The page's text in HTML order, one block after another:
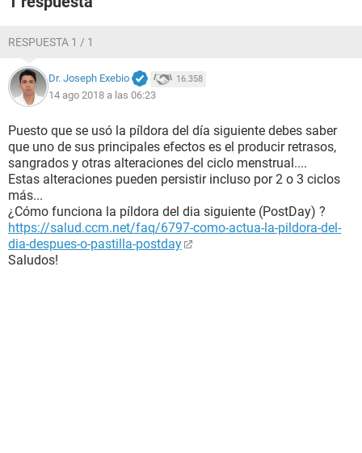
RESPUESTA 1 / 1
Dr. Joseph Exebio 16.358
14 ago 2018 a las 06:23
Puesto que se usó la píldora del día siguiente debes saber
que uno de sus principales efectos es el producir retrasos,
sangrados y otras alteraciones del ciclo menstrual....
Estas alteraciones pueden persistir incluso por 2 o 3 ciclos
más...
¿Cómo funciona la píldora del dia siguiente (PostDay) ?
https://salud.ccm.net/faq/6797-como-actua-la-pildora-del-
dia-despues-o-pastilla-postday
Saludos!